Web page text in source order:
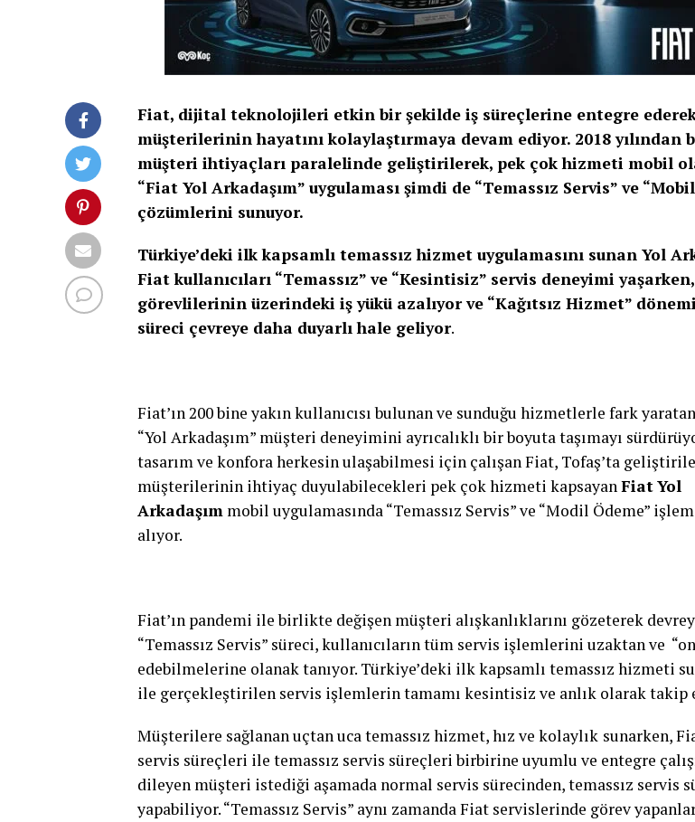
Fiat, dijital teknolojileri etkin bir şekilde iş süreçlerine entegre
müşterilerinin hayatını kolaylaştırmaya devam ediyor. 2018 yılından
müşteri ihtiyaçları paralelinde geliştirilerek, pek çok hizmeti mobil
“Fiat Yol Arkadaşım” uygulaması şimdi de “Temassız Servis” ve
çözümlerini sunuyor.
Türkiye’deki ilk kapsamlı temassız hizmet uygulamasını sunan Yol
Fiat kullanıcıları “Temassız” ve “Kesintisiz” servis deneyimi
görevlilerinin üzerindeki iş yükü azalıyor ve “Kağıtsız Hizmet”
süreci çevreye daha duyarlı hale geliyor.
Fiat’ın 200 bine yakın kullanıcısı bulunan ve sunduğu hizmetlerle fark
“Yol Arkadaşım” müşteri deneyimini ayrıcalıklı bir boyuta taşımayı
tasarım ve konfora herkesin ulaşabilmesi için çalışan Fiat, Tofaş’ta
müşterilerinin ihtiyaç duyulabilecekleri pek çok hizmeti kapsayanFiatYol
Arkadaşım mobil uygulamasında “Temassız Servis” ve “Modil Ödeme”
alıyor.
Fiat’ın pandemi ile birlikte değişen müşteri alışkanlıklarını gözeterek
“Temassız Servis” süreci, kullanıcıların tüm servis işlemlerini uzaktan ve
edebilmelerine olanak tanıyor. Türkiye’deki ilk kapsamlı temassız hizmeti
ile gerçekleştirilen servis işlemlerin tamamı kesintisiz ve anlık olarak takip
Müşterilere sağlanan uçtan uca temassız hizmet, hız ve kolaylık sunarken,
servis süreçleri ile temassız servis süreçleri birbirine uyumlu ve entegre
dileyen müşteri istediği aşamada normal servis sürecinden, temassız servis
yapabiliyor. “Temassız Servis” aynı zamanda Fiat servislerinde görev